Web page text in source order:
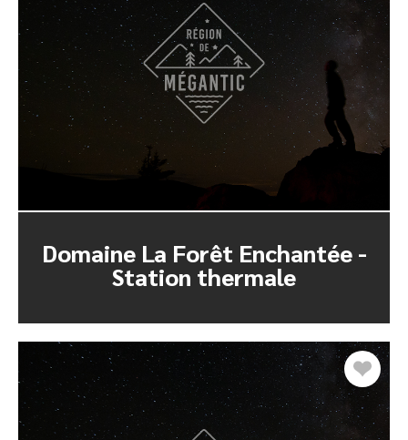
Domaine La Forêt Enchantée -
Station thermale